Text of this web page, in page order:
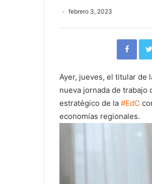
febrero 3, 2023
Ayer, jueves, el titular de
nueva jornada de trabajo
estratégico de la #EdC
economías regionales.